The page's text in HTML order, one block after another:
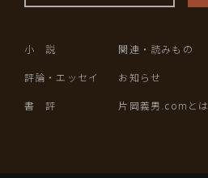
小 説
評論・エッセイ
書 評
関連・読みもの
お知らせ
片岡義男.comとは